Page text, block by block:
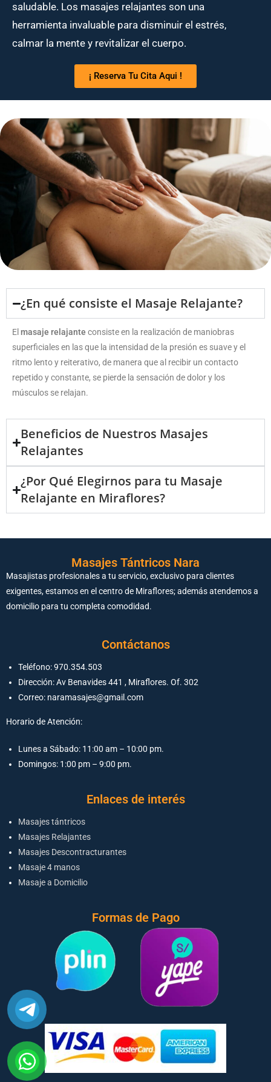
saludable. Los masajes relajantes son una
herramienta invaluable para disminuir el estrés,
calmar la mente y revitalizar el cuerpo.
¡ Reserva Tu Cita Aqui !
¿En qué consiste el Masaje Relajante?
El masaje relajante consiste en la realización de maniobras
superficiales en las que la intensidad de la presión es suave y el
ritmo lento y reiterativo, de manera que al recibir un contacto
repetido y constante, se pierde la sensación de dolor y los
músculos se relajan.
Beneficios de Nuestros Masajes
Relajantes
¿Por Qué Elegirnos para tu Masaje
Relajante en Miraflores?
Masajes Tántricos Nara
Masajistas profesionales a tu servicio, exclusivo para clientes
exigentes, estamos en el centro de Miraflores; además atendemos a
domicilio para tu completa comodidad.
Contáctanos
Teléfono: 970.354.503
Dirección: Av Benavides 441 , Miraflores. Of. 302
Correo: naramasajes@gmail.com
Horario de Atención:
Lunes a Sábado: 11:00 am – 10:00 pm.
Domingos: 1:00 pm – 9:00 pm.
Enlaces de interés
Masajes tántricos
Masajes Relajantes
Masajes Descontracturantes
Masaje 4 manos
Masaje a Domicilio
Formas de Pago